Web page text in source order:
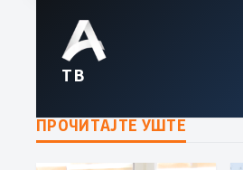
ТВ
ПРОЧИТАЈТЕ УШТЕ